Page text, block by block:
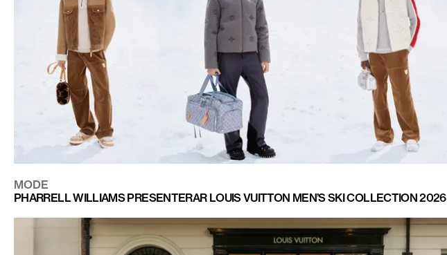
MODE
PHARRELL WILLIAMS PRESENTERAR LOUIS VUITTON MEN’S SKI COLLECTION 2026